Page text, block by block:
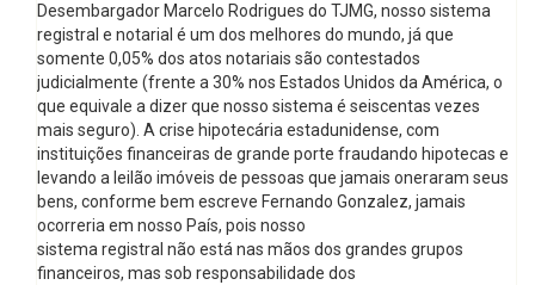
Desembargador Marcelo Rodrigues do TJMG, nosso sistema
registral e notarial é um dos melhores do mundo, já que
somente 0,05% dos atos notariais são contestados
judicialmente (frente a 30% nos Estados Unidos da América, o
que equivale a dizer que nosso sistema é seiscentas vezes
mais seguro). A crise hipotecária estadunidense, com
instituições financeiras de grande porte fraudando hipotecas e
levando a leilão imóveis de pessoas que jamais oneraram seus
bens, conforme bem escreve Fernando Gonzalez, jamais
ocorreria em nosso País, pois nosso
sistema registral não está nas mãos dos grandes grupos
financeiros, mas sob responsabilidade dos